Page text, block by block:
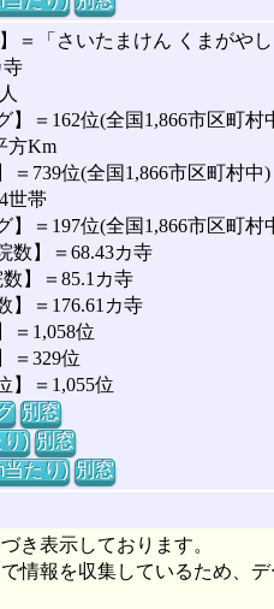
＝「さいたまけん くまがやし
寺
】＝162位(全国1,866市区町村
方Km
＝739位(全国1,866市区町村中)
世帯
】＝197位(全国1,866市区町村
数】＝68.43カ寺
】＝85.1カ寺
】＝176.61カ寺
＝1,058位
＝329位
】＝1,055位
別窓
) 別窓
当たり) 別窓
き表示しております。
情報を収集しているため、